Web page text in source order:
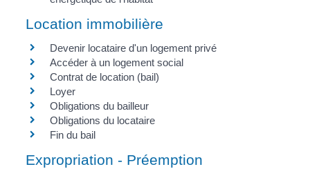
Location immobilière
Devenir locataire d'un logement privé
Accéder à un logement social
Contrat de location (bail)
Loyer
Obligations du bailleur
Obligations du locataire
Fin du bail
Expropriation - Préemption